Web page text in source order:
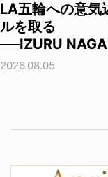
LA五輪への意気
ルを取る
──IZURU
2026.08.05